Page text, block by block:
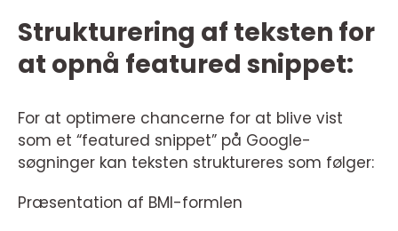
Strukturering af teksten for
at opnå featured snippet:
For at optimere chancerne for at blive vist
som et “featured snippet” på Google-
søgninger kan teksten struktureres som følger:
Præsentation af BMI-formlen